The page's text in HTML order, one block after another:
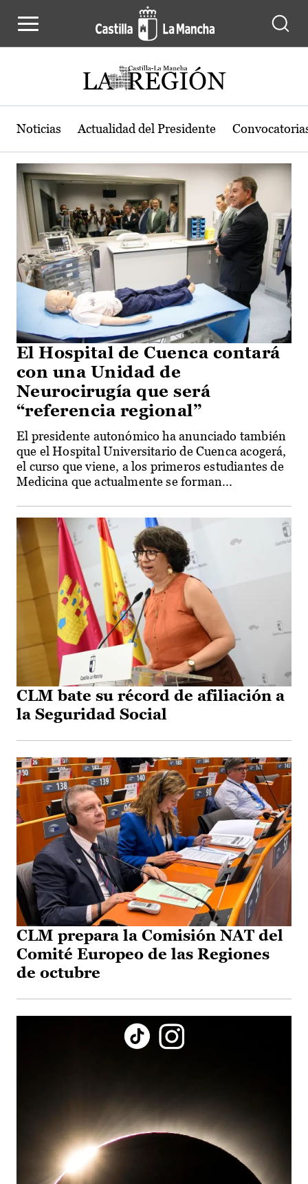
Actualidad de la región de Castilla-
Noticias Actualidad del Presidente
El Hospital de Cuenca contará
con una Unidad de
Neurocirugía que será
“referencia regional”
El presidente autonómico ha anunciado también
que el Hospital Universitario de Cuenca acogerá,
el curso que viene, a los primeros estudiantes de
Medicina que actualmente se forman...
CLM bate su récord de afiliación a
la Seguridad Social
CLM prepara la Comisión NAT del
Comité Europeo de las Regiones
de octubre